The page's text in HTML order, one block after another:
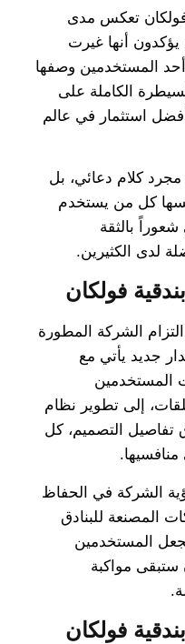
فولكان تعكس مدى
يؤكدون أنها غيرت
المستخدمين وصفها
الكاملة على
استثمار في عالم
كلام دعائي، بل
كل من يستخدم
بالثقة
لدى الكثيرين.
فولكان
الشركة المطورة
جديد يأتي مع
المستخدمين
إلى تطوير نظام
تفاصيل التصميم، كل
الشركة في الحفاظ
المصنعة للبنادق
يجعل المستخدمين
ستبقى مواكبة
فولكان